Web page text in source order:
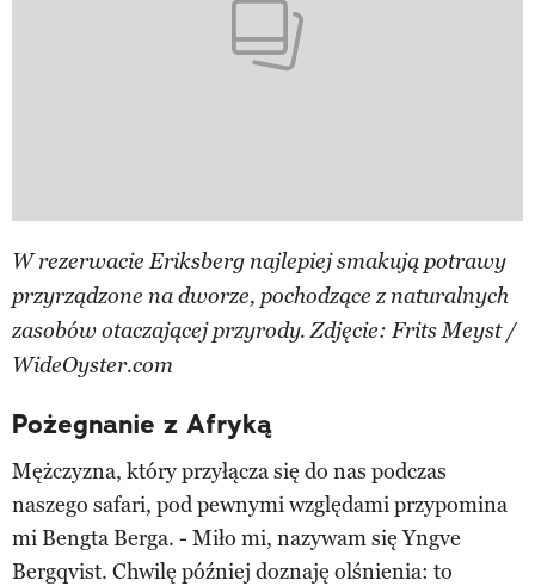
W rezerwacie Eriksberg najlepiej smakują potrawy
przyrządzone na dworze, pochodzące z naturalnych
zasobów otaczającej przyrody. Zdjęcie: Frits Meyst /
WideOyster.com
Pożegnanie z Afryką
Mężczyzna, który przyłącza się do nas podczas
naszego safari, pod pewnymi względami przypomina
mi Bengta Berga. - Miło mi, nazywam się Yngve
Bergqvist. Chwilę później doznaję olśnienia: to